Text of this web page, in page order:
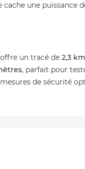
une puissance
un tracé de 2,3 km
, parfait pour
de sécurité